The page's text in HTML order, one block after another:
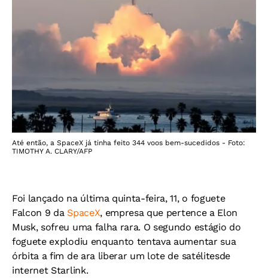
Até então, a SpaceX já tinha feito 344 voos bem-sucedidos - Foto:
TIMOTHY A. CLARY/AFP
Foi lançado na última quinta-feira, 11, o foguete
Falcon 9 da SpaceX, empresa que pertence a Elon
Musk, sofreu uma falha rara. O segundo estágio do
foguete explodiu enquanto tentava aumentar sua
órbita a fim de ara liberar um lote de satélitesde
internet Starlink.